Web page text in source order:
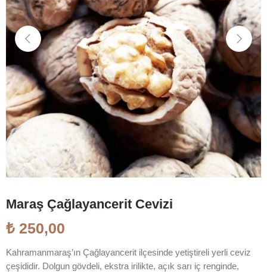
Maraş Çağlayancerit Cevizi
₺ 250,00
Kahramanmaraş’ın Çağlayancerit ilçesinde yetiştireli yerli ceviz
çeşididir. Dolgun gövdeli, ekstra irilikte, açık sarı iç renginde,